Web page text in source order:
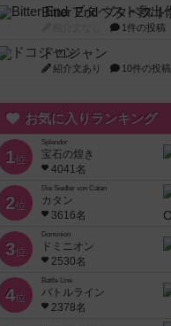
1件の投稿
ドコジャン
紹介文あり 10件の投稿
お気に入りランキング
1位
Splendor
宝石の煌き
4041名
2位
Die Siedler von Catan
カタン
3616名
3位
Dominion
ドミニオン
2530名
4位
Battle Line
バトルライン
2378名